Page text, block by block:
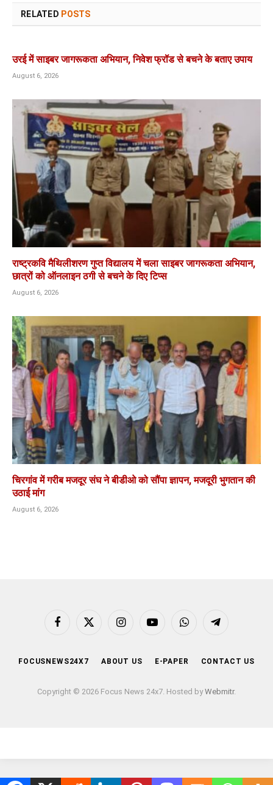
RELATED POSTS
उरई में साइबर जागरूकता अभियान, निवेश फ्रॉड से बचने के बताए उपाय
August 6, 2026
राष्ट्रकवि मैथिलीशरण गुप्त विद्यालय में चला साइबर जागरूकता अभियान,
छात्रों को ऑनलाइन ठगी से बचने के दिए टिप्स
August 6, 2026
चिरगांव में गरीब मजदूर संघ ने बीडीओ को सौंपा ज्ञापन, मजदूरी भुगतान की
उठाई मांग
August 6, 2026
Facebook
X
InstagramYouTubeWhatsAppTelegram
FOCUSNEWS24X7 ABOUT US E-PAPER CONTACT US
Copyright © 2026 Focus News 24x7. Hosted byWebmitr.